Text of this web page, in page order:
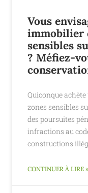
Vous
immobilier
sensibles
? Méfiez-
Quiconque
zones sensibles
des poursuites
infractions au
constructions
CONTINUER À LIRE »